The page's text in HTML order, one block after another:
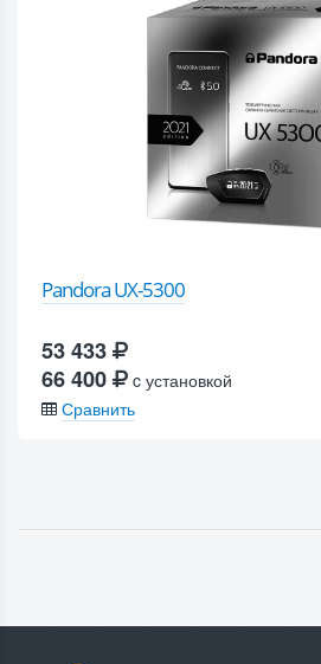
Pandora UX-5300
53 433
66 400
c установкой
Сравнить